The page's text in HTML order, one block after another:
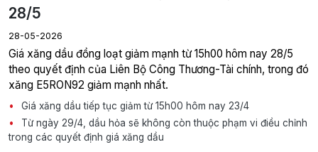
28/5
28-05-2026
Giá xăng dầu đồng loạt giảm mạnh từ 15h00 hôm nay 28/5
theo quyết định của Liên Bộ Công Thương-Tài chính, trong đó
xăng E5RON92 giảm mạnh nhất.
Giá xăng dầu tiếp tục giảm từ 15h00 hôm nay 23/4
Từ ngày 29/4, dầu hỏa sẽ không còn thuộc phạm vi điều chỉnh
trong các quyết định giá xăng dầu